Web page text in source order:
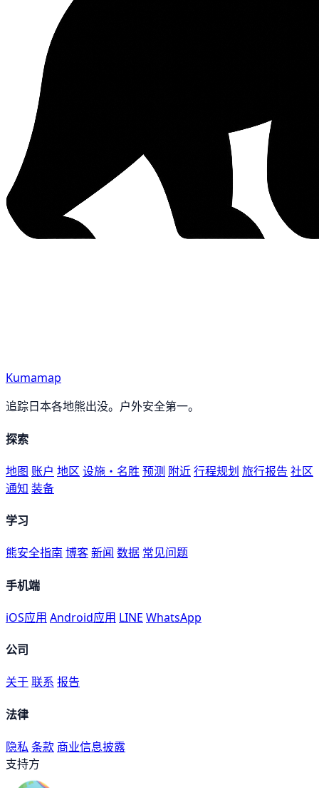
Kumamap
追踪日本各地熊出没。户外安全第一。
探索
地图 账户 地区 设施・名胜 预测 附近行程规划 旅行报告 社区
通知 装备
学习
熊安全指南 博客新闻 数据 常见问题
手机端
iOS应用 Android应用 LINE WhatsApp
公司
关于联系 报告
法律
隐私 条款 商业信息披露
支持方